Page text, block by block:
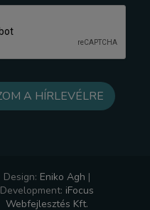
Design: Eniko Agh |
Development: iFocus
Webfejlesztés Kft.